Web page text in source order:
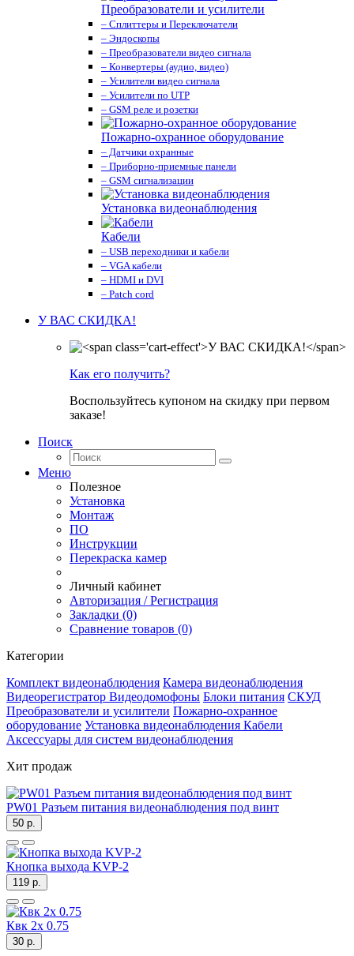
Преобразователи и усилители
– Сплиттеры и Переключатели
– Эндоскопы
– Преобразователи видео сигнала
– Конвертеры (аудио, видео)
– Усилители видео сигнала
– Усилители по UTP
– GSM реле и розетки
Пожарно-охранное оборудование
– Датчики охранные
– Приборно-приемные панели
– GSM сигнализации
Установка видеонаблюдения
Кабели
– USB переходники и кабели
– VGA кабели
– HDMI и DVI
– Patch cord
У ВАС СКИДКА!
Как его получить?
Воспользуйтесь купоном на скидку при первом
заказе!
Поиск
Меню
Полезное
Установка
Монтаж
ПО
Инструкции
Перекраска камер
Личный кабинет
Авторизация / Регистрация
Закладки (0)
Сравнение товаров (0)
Категории
Комплект видеонаблюдения Камера видеонаблюдения
Видеорегистратор Видеодомофоны Блоки питания СКУД
Преобразователи и усилители Пожарно-охранное
оборудование Установка видеонаблюдения Кабели
Аксессуары для систем видеонаблюдения
Хит продаж
PW01 Разъем питания видеонаблюдения под винт
50 р.
Кнопка выхода KVP-2
119 р.
Квк 2х 0.75
30 р.